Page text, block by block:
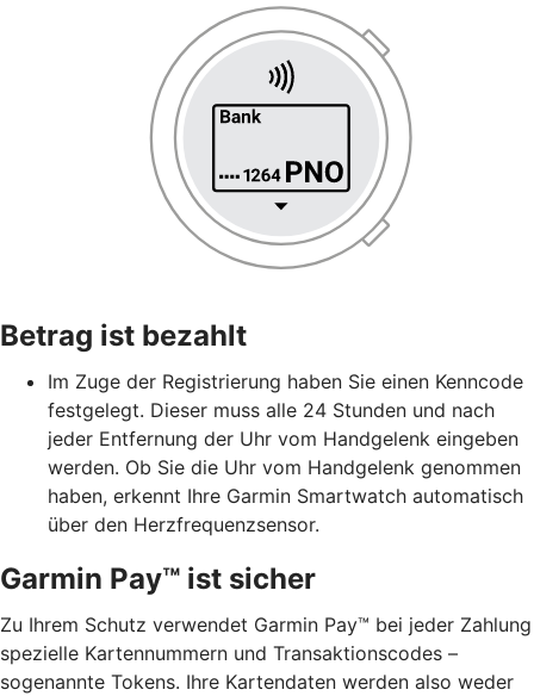
Betrag ist bezahlt
Im Zuge der Registrierung haben Sie einen Kenncode
festgelegt. Dieser muss alle 24 Stunden und nach
jeder Entfernung der Uhr vom Handgelenk eingeben
werden. Ob Sie die Uhr vom Handgelenk genommen
haben, erkennt Ihre Garmin Smartwatch automatisch
über den Herzfrequenzsensor.
Garmin Pay™ ist sicher
Zu Ihrem Schutz verwendet Garmin Pay™ bei jeder Zahlung
spezielle Kartennummern und Transaktionscodes –
sogenannte Tokens. Ihre Kartendaten werden also weder